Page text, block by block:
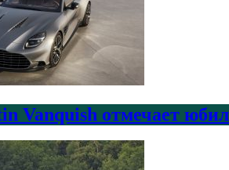
Vanquish отмечает